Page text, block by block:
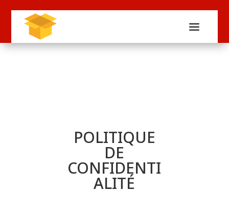
POLITIQUE
DE
CONFIDENTI
ALITÉ